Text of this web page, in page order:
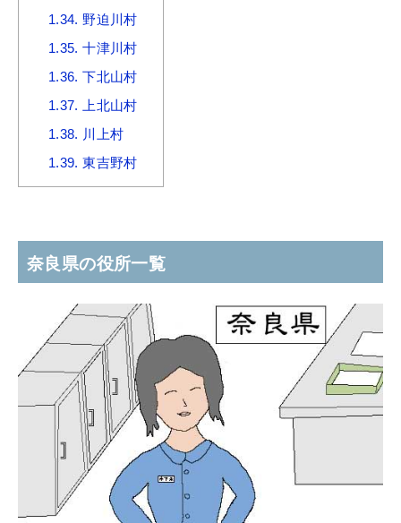
1.34. 野迫川村
1.35. 十津川村
1.36. 下北山村
1.37.
上北山村
1.38. 川上村
1.39. 東吉野村
奈良県の役所一覧